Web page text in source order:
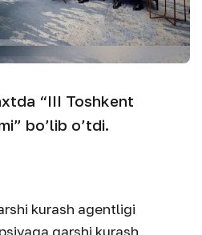
“III Toshkent
bo’lib o’tdi.
kurash agentligi
qarshi kurash